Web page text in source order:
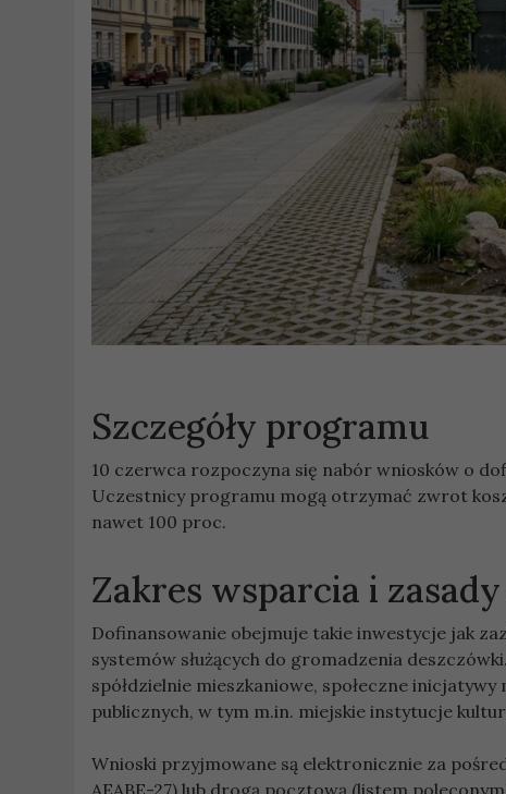
Szczegóły programu
10 czerwca rozpoczyna się nabór wniosków o
Uczestnicy programu mogą otrzymać zwrot
nawet 100 proc.
Zakres wsparcia i
Dofinansowanie obejmuje takie inwestycje jak
systemów służących do gromadzenia
spółdzielnie mieszkaniowe, społeczne
publicznych, w tym m.in. miejskie instytucje
Wnioski przyjmowane są elektronicznie za
AEABE-27) lub drogą pocztową (listem